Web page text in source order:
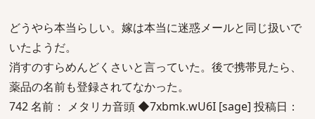
どうやら本当らしい。嫁は本当に迷惑メールと同じ扱いで
いたようだ。
消すのすらめんどくさいと言っていた。後で携帯見たら、
薬品の名前も登録されてなかった。
742 名前： メタリカ音頭 ◆7xbmk.wU6I [sage] 投稿日：